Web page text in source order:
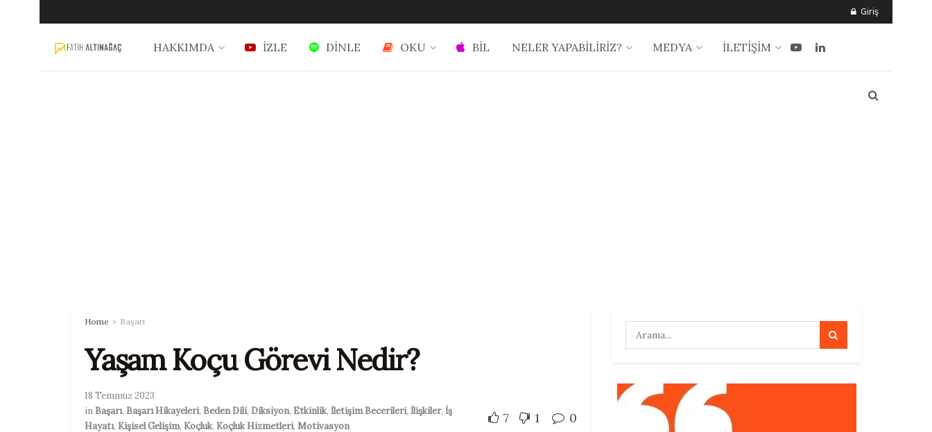
Giriş
HAKKIMDA İZLE DİNLE OKU BİL NELER YAPABİLİRİZ? MEDYA İLETİŞİM
Home Başarı
Yaşam Koçu Görevi Nedir?
18 Temmuz 2023
in Başarı, Başarı Hikayeleri, Beden Dili, Diksiyon, Etkinlik, İletişim Becerileri, İlişkiler, İş
Hayatı, Kişisel Gelişim, Koçluk, Koçluk Hizmetleri, Motivasyon
7 1 0